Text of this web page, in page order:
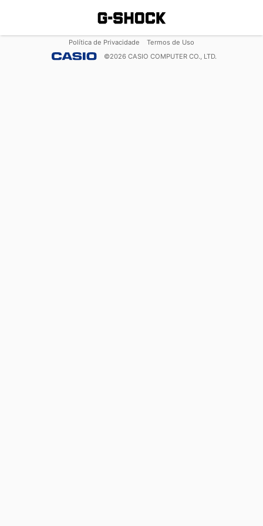
Política de Privacidade
Termos de Uso
©2026 CASIO COMPUTER CO., LTD.